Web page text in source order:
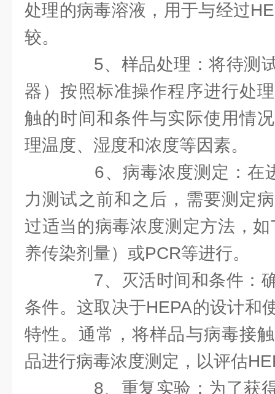
处理的病毒溶液，用于与经过
较。
5、样品处理：将待测试
器）按照标准操作程序进行处
触的时间和条件与实际使用情
理温度、湿度和浓度等因素。
6、病毒浓度测定：在
力测试之前和之后，需要测定
过适当的病毒浓度测定方法，
养传染剂量）或PCR等进行。
7、灭活时间和条件：确
条件。这取决于HEPA的设计和
特性。通常，将样品与病毒接
品进行病毒浓度测定，以评估
8、重复实验：为了获得